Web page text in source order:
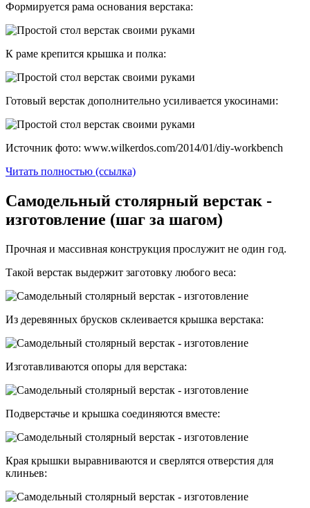
Формируется рама основания верстака:
К раме крепится крышка и полка:
Готовый верстак дополнительно усиливается укосинами:
Источник фото: www.wilkerdos.com/2014/01/diy-workbench
Читать полностью (ссылка)
Самодельный столярный верстак -
изготовление (шаг за шагом)
Прочная и массивная конструкция прослужит не один год.
Такой верстак выдержит заготовку любого веса:
Из деревянных брусков склеивается крышка верстака:
Изготавливаются опоры для верстака:
Подверстачье и крышка соединяются вместе:
Края крышки выравниваются и сверлятся отверстия для
клиньев: